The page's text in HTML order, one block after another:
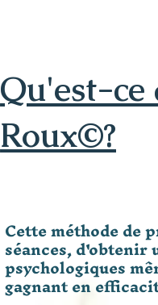
Qu'est-ce
Roux©?
Cette méthode de
séances,
psychologiques
gagnant en